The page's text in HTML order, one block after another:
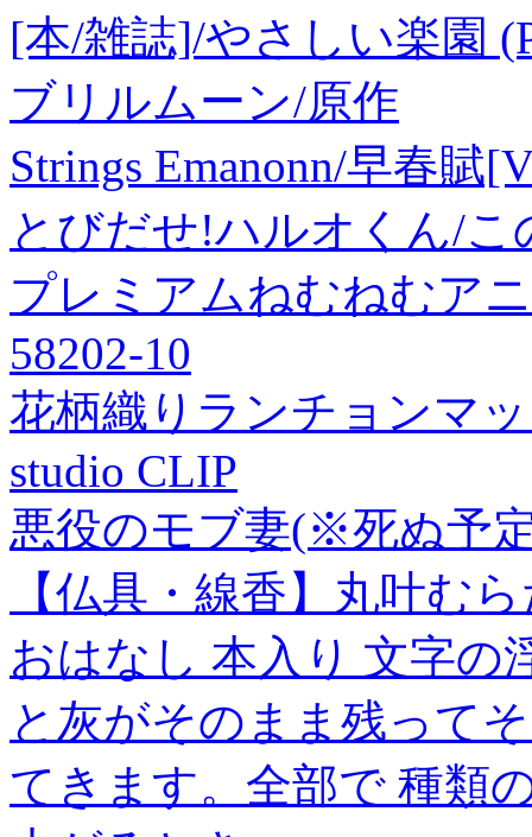
[本/雑誌]/やさしい楽園
ブリルムーン/原作
Strings Emanonn/早春賦
とびだせ!ハルオくん/こ
プレミアムねむねむア
58202-10
花柄織りランチョンマ
studio CLIP
悪役のモブ妻(※死ぬ予
【仏具・線香】丸叶む
おはなし 本入り 文字の
と灰がそのまま残って
てきます。全部で 種類